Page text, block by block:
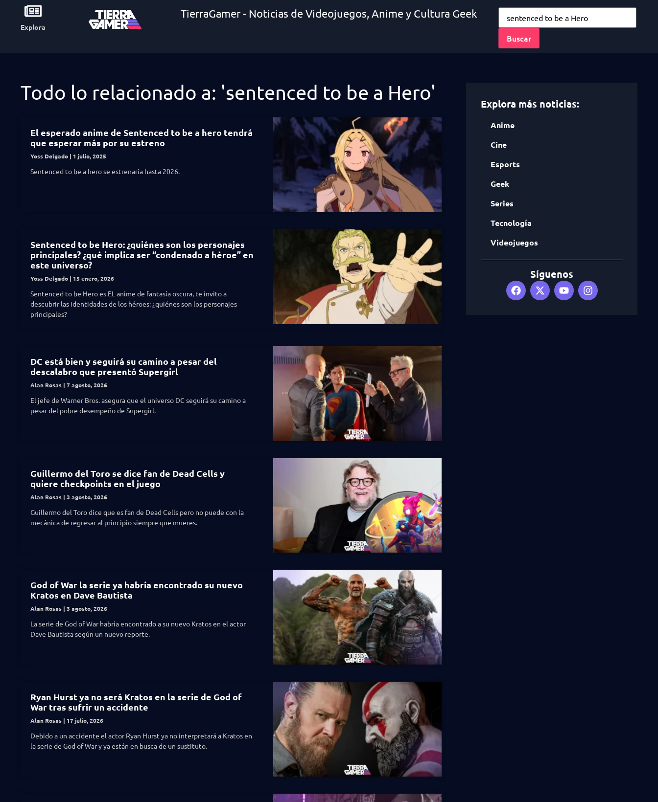
Explora
TierraGamer - Noticias de Videojuegos, Anime y Cultura Geek
Todo lo relacionado a: 'sentenced to be a Hero'
El esperado anime de Sentenced to be a hero tendrá
que esperar más por su estreno
Yoss Delgado 1 julio, 2025
Sentenced to be a hero se estrenaría hasta 2026.
Sentenced to be Hero: ¿quiénes son los personajes
principales? ¿qué implica ser “condenado a héroe” en
este universo?
Yoss Delgado 15 enero, 2026
Sentenced to be Hero es EL anime de fantasía oscura, te invito a
descubrir las identidades de los héroes: ¿quiénes son los personajes
principales?
DC está bien y seguirá su camino a pesar del
descalabro que presentó Supergirl
Alan Rosas 7 agosto, 2026
El jefe de Warner Bros. asegura que el universo DC seguirá su camino a
pesar del pobre desempeño de Supergirl.
Guillermo del Toro se dice fan de Dead Cells y
quiere checkpoints en el juego
Alan Rosas 3 agosto, 2026
Guillermo del Toro dice que es fan de Dead Cells pero no puede con la
mecánica de regresar al principio siempre que mueres.
God of War la serie ya habría encontrado su nuevo
Kratos en Dave Bautista
Alan Rosas 3 agosto, 2026
La serie de God of War habría encontrado a su nuevo Kratos en el actor
Dave Bautista según un nuevo reporte.
Ryan Hurst ya no será Kratos en la serie de God of
War tras sufrir un accidente
Alan Rosas 17 julio, 2026
Debido a un accidente el actor Ryan Hurst ya no interpretará a Kratos en
la serie de God of War y ya están en busca de un sustituto.
Explora más noticias:
Anime
Cine
Esports
Geek
Series
Tecnología
Videojuegos
Síguenos